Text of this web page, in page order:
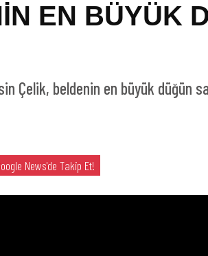
EN BÜYÜK
Çelik, beldenin en büyük düğün
News'de Takip Et!